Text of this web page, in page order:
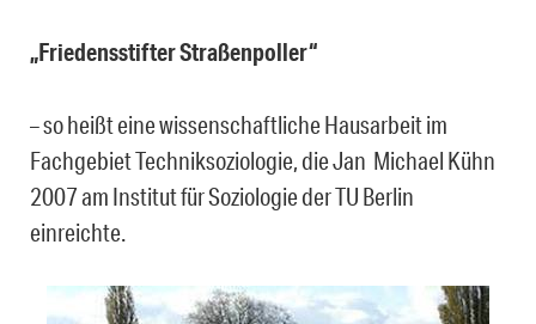
„Friedensstifter Straßenpoller“
– so heißt eine wissenschaftliche Hausarbeit im
Fachgebiet Techniksoziologie, die Jan ­ Michael Kühn
2007 am Institut für Soziologie der TU Berlin
einreichte.